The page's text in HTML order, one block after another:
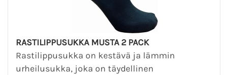
RASTILIPPUSUKKA MUSTA 2 PACK
Rastilippusukka on kestävä ja lämmin
urheilusukka, joka on täydellinen